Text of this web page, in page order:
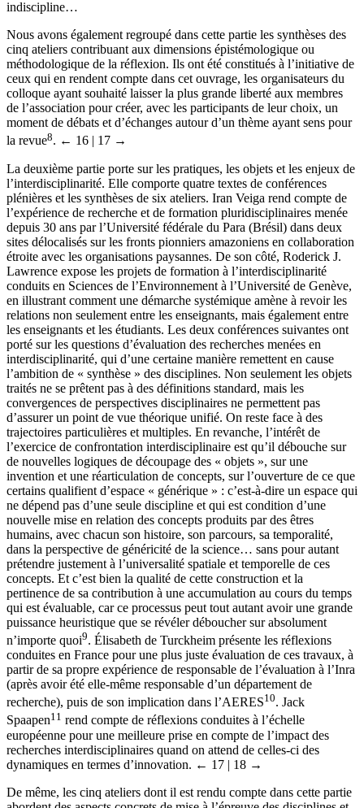
indiscipline…
Nous avons également regroupé dans cette partie les synthèses des
cinq ateliers contribuant aux dimensions épistémologique ou
méthodologique de la réflexion. Ils ont été constitués à l’initiative de
ceux qui en rendent compte dans cet ouvrage, les organisateurs du
colloque ayant souhaité laisser la plus grande liberté aux membres
de l’association pour créer, avec les participants de leur choix, un
moment de débats et d’échanges autour d’un thème ayant sens pour
la revue8. ← 16 | 17 →
La deuxième partie porte sur les pratiques, les objets et les enjeux de
l’interdisciplinarité. Elle comporte quatre textes de conférences
plénières et les synthèses de six ateliers. Iran Veiga rend compte de
l’expérience de recherche et de formation pluridisciplinaires menée
depuis 30 ans par l’Université fédérale du Para (Brésil) dans deux
sites délocalisés sur les fronts pionniers amazoniens en collaboration
étroite avec les organisations paysannes. De son côté, Roderick J.
Lawrence expose les projets de formation à l’interdisciplinarité
conduits en Sciences de l’Environnement à l’Université de Genève,
en illustrant comment une démarche systémique amène à revoir les
relations non seulement entre les enseignants, mais également entre
les enseignants et les étudiants. Les deux conférences suivantes ont
porté sur les questions d’évaluation des recherches menées en
interdisciplinarité, qui d’une certaine manière remettent en cause
l’ambition de « synthèse » des disciplines. Non seulement les objets
traités ne se prêtent pas à des définitions standard, mais les
convergences de perspectives disciplinaires ne permettent pas
d’assurer un point de vue théorique unifié. On reste face à des
trajectoires particulières et multiples. En revanche, l’intérêt de
l’exercice de confrontation interdisciplinaire est qu’il débouche sur
de nouvelles logiques de découpage des « objets », sur une
invention et une réarticulation de concepts, sur l’ouverture de ce que
certains qualifient d’espace « générique » : c’est-à-dire un espace qui
ne dépend pas d’une seule discipline et qui est condition d’une
nouvelle mise en relation des concepts produits par des êtres
humains, avec chacun son histoire, son parcours, sa temporalité,
dans la perspective de généricité de la science… sans pour autant
prétendre justement à l’universalité spatiale et temporelle de ces
concepts. Et c’est bien la qualité de cette construction et la
pertinence de sa contribution à une accumulation au cours du temps
qui est évaluable, car ce processus peut tout autant avoir une grande
puissance heuristique que se révéler déboucher sur absolument
n’importe quoi9. Élisabeth de Turckheim présente les réflexions
conduites en France pour une plus juste évaluation de ces travaux, à
partir de sa propre expérience de responsable de l’évaluation à l’Inra
(après avoir été elle-même responsable d’un département de
recherche), puis de son implication dans l’AERES10. Jack
Spaapen11 rend compte de réflexions conduites à l’échelle
européenne pour une meilleure prise en compte de l’impact des
recherches interdisciplinaires quand on attend de celles-ci des
dynamiques en termes d’innovation. ← 17 | 18 →
De même, les cinq ateliers dont il est rendu compte dans cette partie